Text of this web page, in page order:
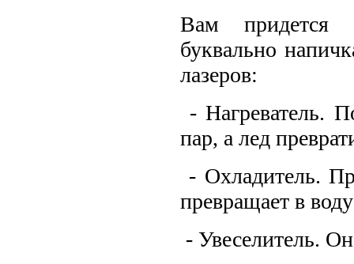
Вам придется
буквально
лазеров:
- Нагреватель.
пар, а лед
- Охладитель.
превращает в воду
- Увеселитель.